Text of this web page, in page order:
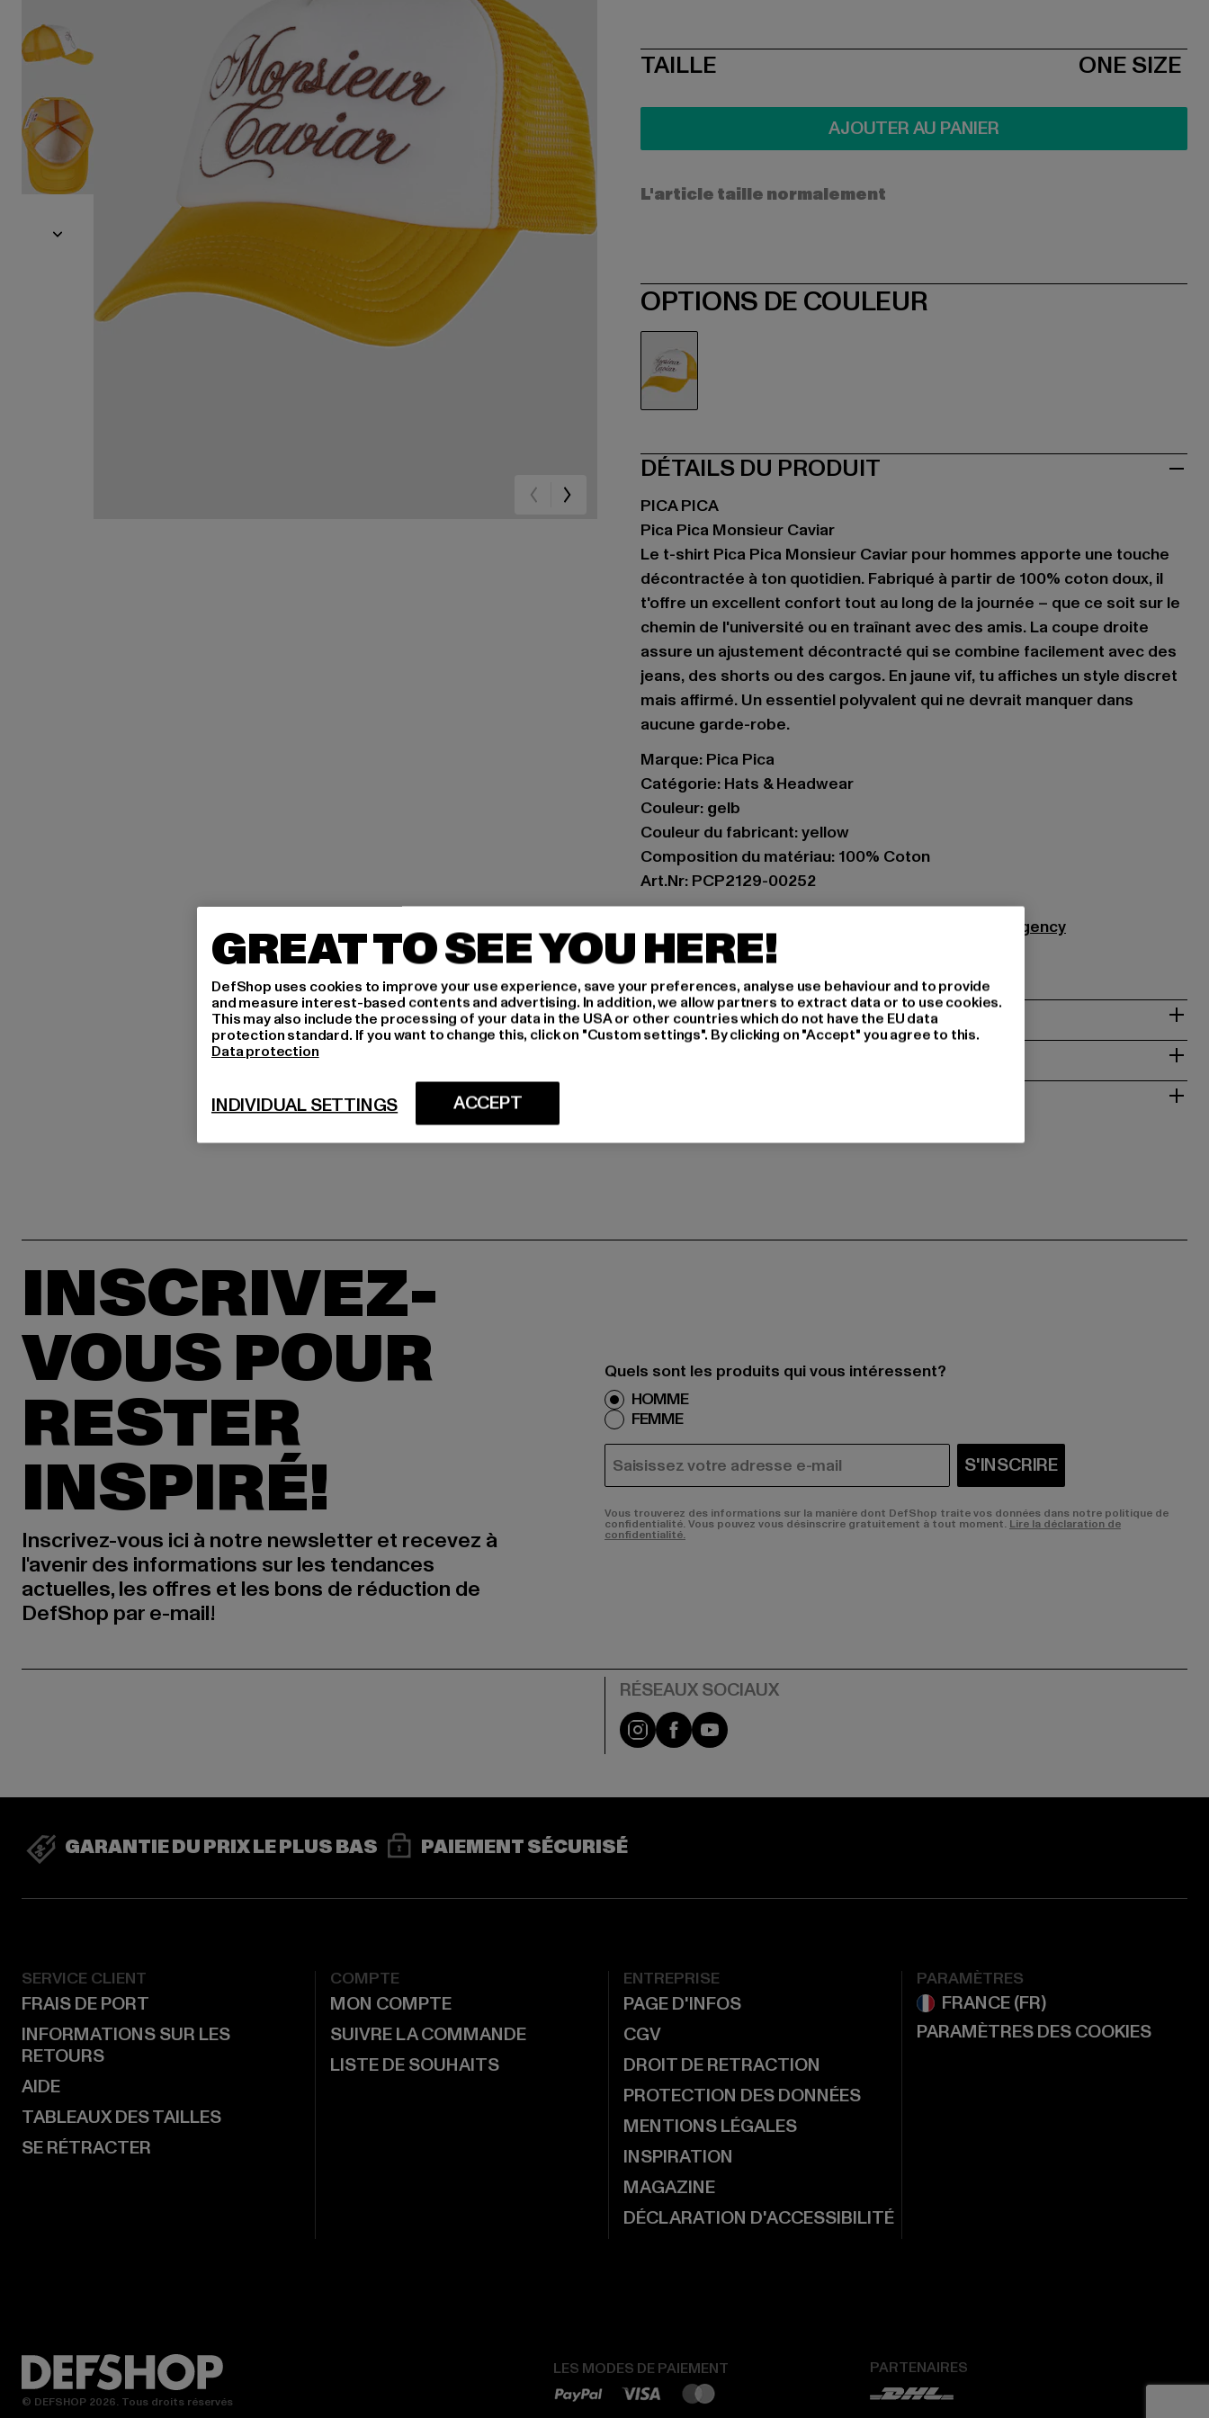
SIZE
TAILLE ONE SIZE
AJOUTER AU PANIER
L'article taille normalement
OPTIONS DE COULEUR
DÉTAILS DU PRODUIT
PICA PICA
Pica Pica Monsieur Caviar
Le t-shirt Pica Pica Monsieur Caviar pour hommes apporte une touche
décontractée à ton quotidien. Fabriqué à partir de 100% coton doux, il
t'offre un excellent confort tout au long de la journée – que ce soit sur le
chemin de l'université ou en traînant avec des amis. La coupe droite
assure un ajustement décontracté qui se combine facilement avec des
jeans, des shorts ou des cargos. En jaune vif, tu affiches un style discret
mais affirmé. Un essentiel polyvalent qui ne devrait manquer dans
aucune garde-robe.
Marque: Pica Pica
Catégorie: Hats & Headwear
Couleur: gelb
Couleur du fabricant: yellow
Composition du matériau: 100% Coton
Art.Nr: PCP2129-00252
Fabricant: The Mad Agency GmbH |
info@themad.agency
Hollefeldstraße 16 | 48282 Emsdetten | DE
TAILLE
INSCRIVEZ-
VOUS POUR
RESTER
INSPIRÉ!
Inscrivez-vous ici à notre newsletter et recevez à
l'avenir des informations sur les tendances
actuelles, les offres et les bons de réduction de
DefShop par e-mail!
Quels sont les produits qui vous intéressent?
HOMME
FEMME
COURRIEL S'INSCRIRE
Vous trouverez des informations sur la manière dont DefShop traite vos données dans notre politique de
confidentialité. Vous pouvez vous désinscrire gratuitement à tout moment. Lire la déclaration de
confidentialité.
Visit our Instagram page:
Visit our Facebook page:
Visit our YouTube channel:
GARANTIE DU PRIX LE PLUS BAS PAIEMENT SÉCURISÉ
SERVICE CLIENT
FRAIS DE PORT
INFORMATIONS SUR LES
RETOURS
AIDE
TABLEAUX DES TAILLES
SE RÉTRACTER
COMPTE
MON COMPTE
SUIVRE LA COMMANDE
LISTE DE SOUHAITS
ENTREPRISE
PAGE D'INFOS
CGV
DROIT DE RETRACTION
PROTECTION DES DONNÉES
MENTIONS LÉGALES
INSPIRATION
MAGAZINE
DÉCLARATION D'ACCESSIBILITÉ
PARAMÈTRES
PARAMÈTRES DES COOKIES
LES MODES DE PAIEMENT PARTENAIRES
© DEFSHOP 2026. Tous droits réservés
GREAT TO SEE YOU HERE!
DefShop uses cookies to improve your use experience, save your preferences, analyse use behaviour and to provide
and measure interest-based contents and advertising. In addition, we allow partners to extract data or to use cookies.
This may also include the processing of your data in the USA or other countries which do not have the EU data
protection standard. If you want to change this, click on "Custom settings". By clicking on "Accept" you agree to this.
Data protection
ACCEPT
INDIVIDUAL SETTINGS